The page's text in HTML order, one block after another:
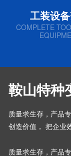
工装设
COMPLETE
鞍山特种
质量求生存，产品
创造价值， 把企业
质量求生存，产品